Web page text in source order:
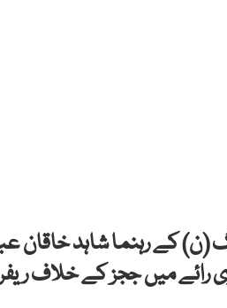
کے رہنما شاہد خاقان
رائے میں ججز کے خلاف